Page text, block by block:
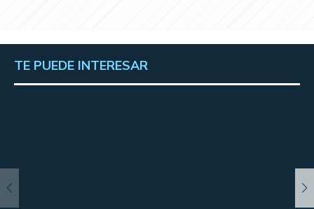
TE PUEDE INTERESAR